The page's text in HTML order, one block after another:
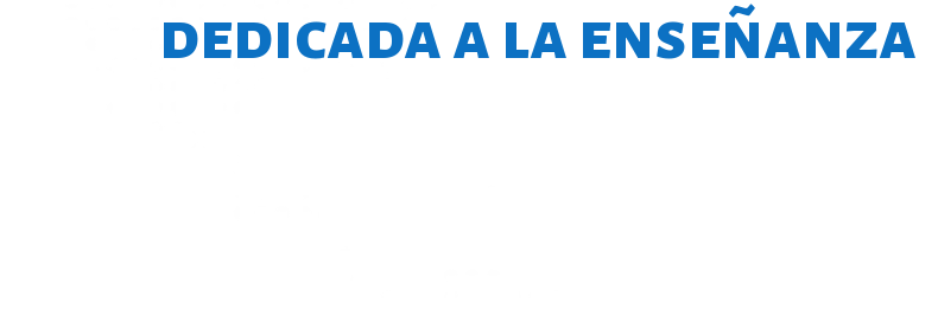
dedicada a la enseñanza